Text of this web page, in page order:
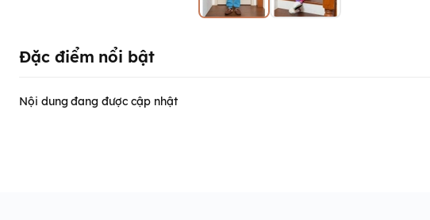
Đặc điểm nổi bật
Nội dung đang được cập nhật